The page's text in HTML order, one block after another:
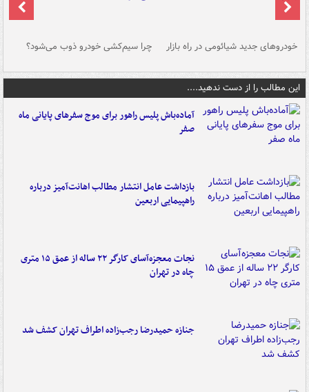
خودروهای جدید شیائومی در راه بازار چرا سیم‌کشی خودرو ذوب می‌شود؟
این مطالب را از دست ندهید....
آماده‌باش پلیس راهور برای موج سفرهای پایانی ماه
صفر
بازداشت عامل انتشار مطالب اهانت‌آمیز درباره
راهپیمایی اربعین
نجات معجزه‌آسای کارگر ۲۲ ساله از عمق ۱۵ متری
چاه در تهران
جنازه حمیدرضا رجب‌زاده اطراف تهران کشف شد